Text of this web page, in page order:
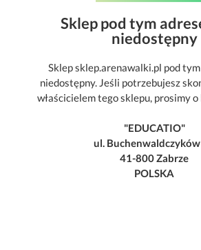
Sklep pod tym
niedostępny
Sklep sklep.arenawalki.pl pod
niedostępny. Jeśli potrzebujesz
właścicielem tego sklepu, prosimy
"EDUCATIO"
ul.
41-800 Zabrze
POLSKA